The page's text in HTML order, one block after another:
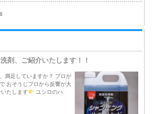
剤、ご紹介いたします！！
満足していますか？ プロが
おそうじプロから反響が大
たします
ユシロのハ